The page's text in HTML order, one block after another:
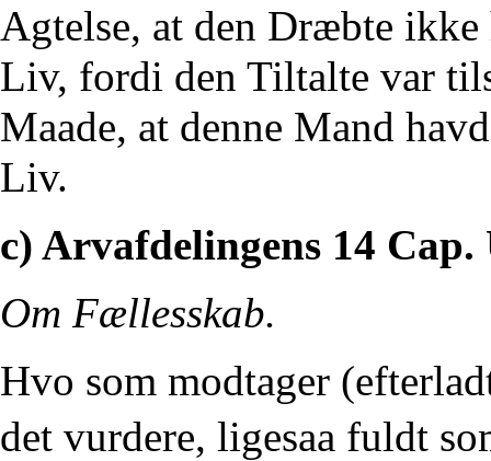
Agtelse, at den Dræbte
Liv, fordi den Tiltalte var
Maade, at denne Mand
Liv.
c) Arvafdelingens 14 Cap.
Om Fællesskab.
Hvo som modtager
det vurdere, ligesaa fuldt